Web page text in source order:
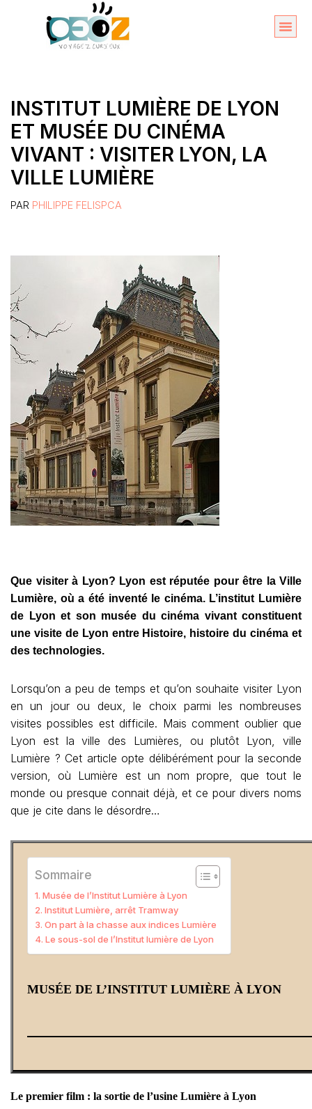
INSTITUT LUMIÈRE DE LYON
ET MUSÉE DU CINÉMA
VIVANT : VISITER LYON, LA
VILLE LUMIÈRE
PAR PHILIPPE FELISPCA
Que visiter à Lyon? Lyon est réputée pour être la Ville
Lumière, où a été inventé le cinéma. L’institut Lumière
de Lyon et son musée du cinéma vivant constituent
une visite de Lyon entre Histoire, histoire du cinéma et
des technologies.
Lorsqu’on a peu de temps et qu’on souhaite visiter Lyon
en un jour ou deux, le choix parmi les nombreuses
visites possibles est difficile. Mais comment oublier que
Lyon est la ville des Lumières, ou plutôt Lyon, ville
Lumière ? Cet article opte délibérément pour la seconde
version, où Lumière est un nom propre, que tout le
monde ou presque connait déjà, et ce pour divers noms
que je cite dans le désordre…
Sommaire
Musée de l’Institut Lumière à Lyon
Institut Lumière, arrêt Tramway
On part à la chasse aux indices Lumière
Le sous-sol de l’Institut lumière de Lyon
MUSÉE DE L’INSTITUT LUMIÈRE À LYON
Le premier film : la sortie de l’usine Lumière à Lyon